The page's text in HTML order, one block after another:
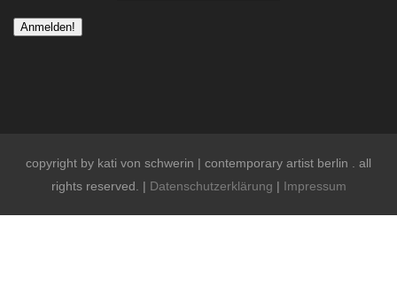
copyright by kati von schwerin | contemporary artist berlin . all
rights reserved. | Datenschutzerklärung | Impressum